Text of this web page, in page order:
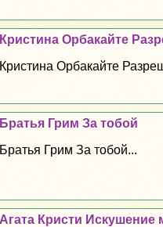
Кристина Орбакайте
Кристина Орбакайте
Братья Грим За тобой
Братья Грим За тобой...
Агата Кристи Искушение